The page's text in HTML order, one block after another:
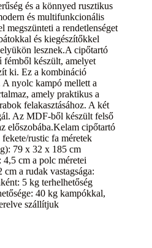
és a könnyed rusztikus
és multifunkcionális
a rendetlenséget
és kiegészítőkkel
lesznek.A cipőtartó
fémből készült, amelyet
ki. Ez a kombináció
nyolc kampó mellett a
amely praktikus a
felakasztásához. A két
Az MDF-ből készült felső
előszobába.Kelam cipőtartó
rustic fa méretek
79 x 32 x 185 cm
4,5 cm a polc méretei
a rudak vastagsága:
5 kg terhelhetőség
40 kg kampókkal,
szállítjuk